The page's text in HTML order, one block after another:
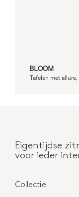
BLOOM
Tafelen met
Eigentijdse
voor ieder
Collectie
Collectie
Banken
Tafels